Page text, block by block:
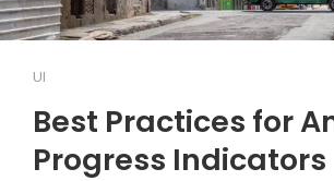
UI
Best Practices for
Progress Indicators